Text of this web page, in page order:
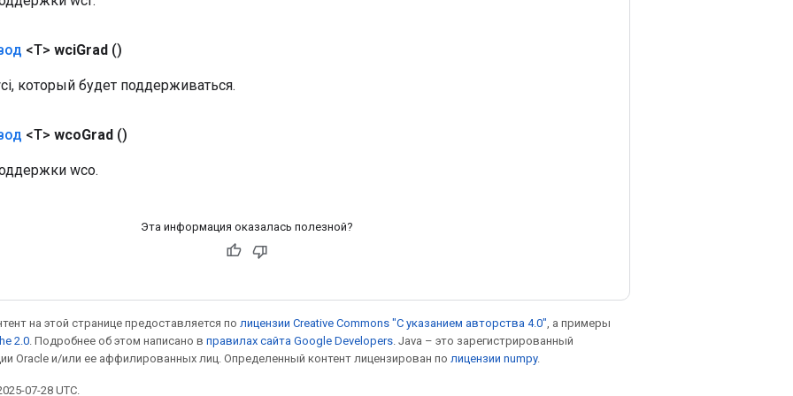
<T> wciGrad ()
который будет поддерживаться.
<T> wcoGrad ()
wco.
Эта информация оказалась полезной?
на этой странице предоставляется по лицензии Creative Commons "С указанием авторства 4.0" , а примеры
2.0 . Подробнее об этом написано в правилах сайта Google Developers . Java – это зарегистрированный
Oracle и/или ее аффилированных лиц. Определенный контент лицензирован по лицензии numpy.
07-28 UTC.